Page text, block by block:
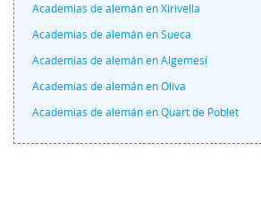
Academias de alemán en Xirivella
Academias de alemán en Sueca
Academias de alemán en Algemesí
Academias de alemán en Oliva
Academias de alemán en Quart de Poblet